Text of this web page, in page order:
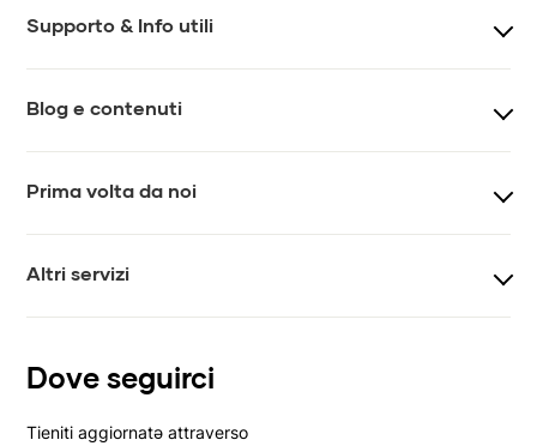
Tesseramento Gift card
Supporto & Info utili
Blog e contenuti
Newsletter Video
Prima volta da noi
Lezioni di prova
Altri servizi
Dove seguirci
Tieniti aggiornatə attraverso